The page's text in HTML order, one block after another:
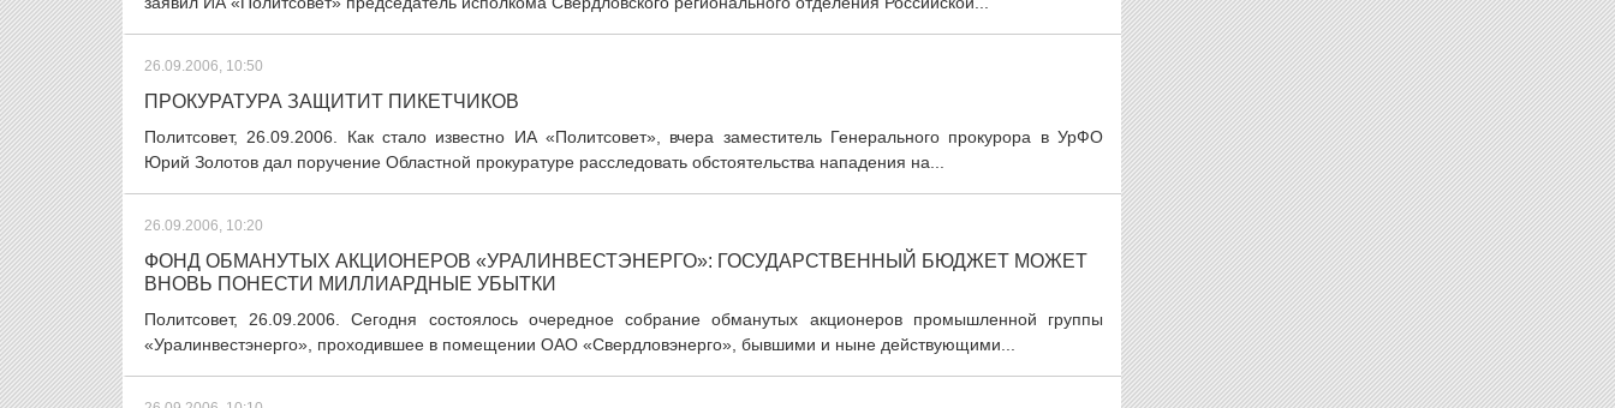
26.09.2006, 10:50
ПРОКУРАТУРА ЗАЩИТИТ ПИКЕТЧИКОВ
Политсовет, 26.09.2006. Как стало известно ИА «Политсовет», вчера заместитель Генерального прокурора в УрФО
Юрий Золотов дал поручение Областной прокуратуре расследовать обстоятельства нападения на...
26.09.2006, 10:20
ФОНД ОБМАНУТЫХ АКЦИОНЕРОВ «УРАЛИНВЕСТЭНЕРГО»: ГОСУДАРСТВЕННЫЙ БЮДЖЕТ МОЖЕТ
ВНОВЬ ПОНЕСТИ МИЛЛИАРДНЫЕ УБЫТКИ
Политсовет, 26.09.2006. Сегодня состоялось очередное собрание обманутых акционеров промышленной группы
«Уралинвестэнерго», проходившее в помещении ОАО «Свердловэнерго», бывшими и ныне действующими...